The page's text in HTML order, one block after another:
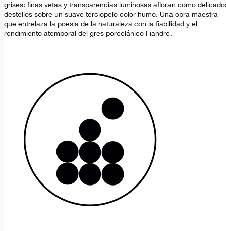
grises: finas vetas y transparencias luminosas afloran como
destellos sobre un suave terciopelo color humo. Una obra maestra
que entrelaza la poesía de la naturaleza con la fiabilidad y el
rendimiento atemporal del gres porcelánico Fiandre.